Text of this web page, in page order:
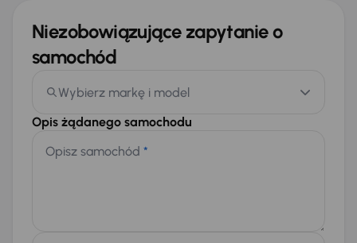
Niezobowiązujące zapytanie o
samochód
Wybierz markę i model
Opis żądanego samochodu
Opisz samochód *